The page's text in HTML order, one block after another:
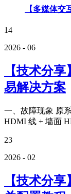
【多媒体
14
2026 - 06
【技术分
易解决方案
一、故障现象 原
HDMI 线 + 墙面
23
2026 - 02
【技术分